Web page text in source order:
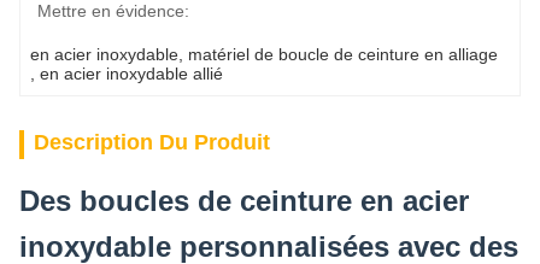
Mettre en évidence:
en acier inoxydable matériel de boucle de ceinture en alliage
en acier inoxydable allié
Description Du Produit
Des boucles de ceinture en acier
inoxydable personnalisées avec des